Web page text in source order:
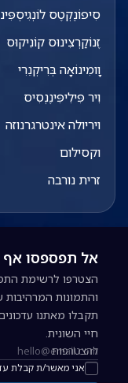
סִיפוֹנֶקְטֶס
זֶנוֹקַרְצִינוּס קוֹנִיקוּס
וָומִינוֹאָה בְּרִיקְנֵרִי
וִיר פִּילִיפִּּינֶנְסִיס
ויריולה אינטרגרנוזה
וקסילום
זרית נורבה
אל תפספסו אף
הצטרפו לרשימת
והתמונות
תקבלו מאתנו
חיי השונית.
כתובת אימייל
אני מאשר/ת קבלת
להצטרפות